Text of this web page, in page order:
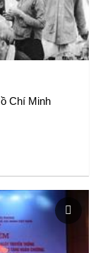
Chí Minh